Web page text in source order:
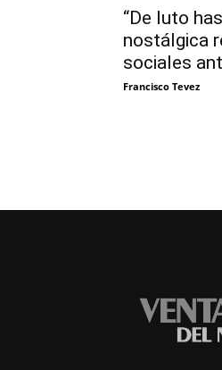
“De luto
nostálgica
sociales
Francisco Tevez